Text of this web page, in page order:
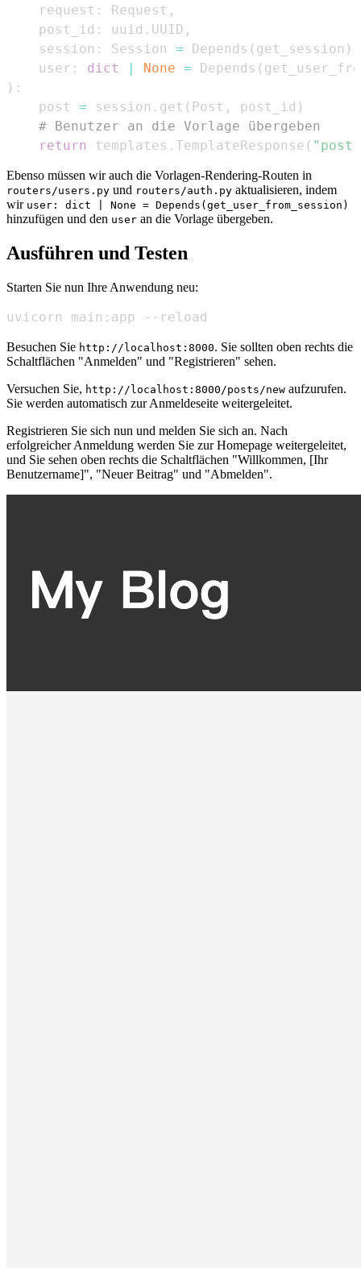
    request
: Request ,
    post_id
: uuid . UUID ,
    session
: Session = Depends ( get_session )
    user
: dict None = Depends (
) :
    post
= session . get ( Post , post_id )
# Benutzer an die Vorlage übergeben
return
templates . TemplateResponse (
Ebenso müssen wir auch die Vorlagen-Rendering-Routen in
routers/users.py und routers/auth.py aktualisieren, indem
wir user: dict | None = Depends(get_user_from_session)
hinzufügen und den user an die Vorlage übergeben.
Ausführen und Testen
Starten Sie nun Ihre Anwendung neu:
uvicorn main:app --reload
Besuchen Sie http://localhost:8000. Sie sollten oben rechts die
Schaltflächen "Anmelden" und "Registrieren" sehen.
Versuchen Sie, http://localhost:8000/posts/new aufzurufen.
Sie werden automatisch zur Anmeldeseite weitergeleitet.
Registrieren Sie sich nun und melden Sie sich an. Nach
erfolgreicher Anmeldung werden Sie zur Homepage weitergeleitet,
und Sie sehen oben rechts die Schaltflächen "Willkommen, [Ihr
Benutzername]", "Neuer Beitrag" und "Abmelden".